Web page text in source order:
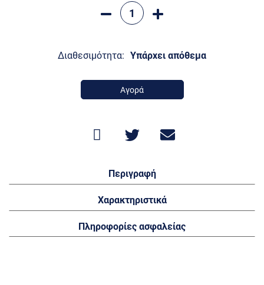
Διαθεσιμότητα: Υπάρχει απόθεμα
Αγορά
Περιγραφή
Χαρακτηριστικά
Πληροφορίες ασφαλείας